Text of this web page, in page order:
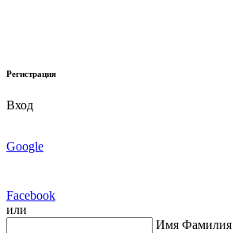
Регистрация
Вход
Google
Facebook
или
Имя Фамилия